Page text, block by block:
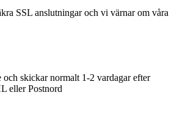
SSL anslutningar och vi värnar om våra
skickar normalt 1-2 vardagar efter
eller Postnord